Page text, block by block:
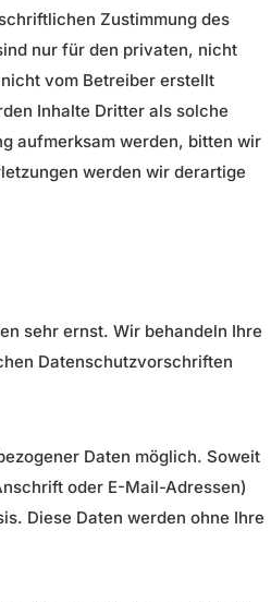
Zustimmung des
nur für den privaten, nicht
vom Betreiber erstellt
Inhalte Dritter als solche
aufmerksam werden, bitten wir
werden wir derartige
sehr ernst. Wir behandeln Ihre
Datenschutzvorschriften
Daten möglich. Soweit
oder E-Mail-Adressen)
Diese Daten werden ohne Ihre